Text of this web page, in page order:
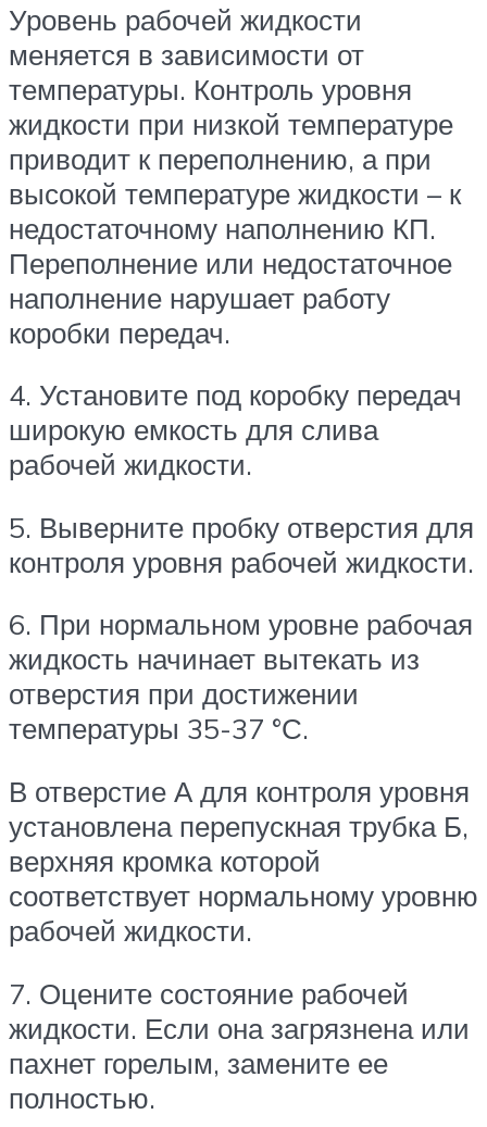
Уровень рабочей жидкости
меняется в зависимости от
температуры. Контроль уровня
жидкости при низкой температуре
приводит к переполнению, а при
высокой температуре жидкости – к
недостаточному наполнению КП.
Переполнение или недостаточное
наполнение нарушает работу
коробки передач.
4. Установите под коробку передач
широкую емкость для слива
рабочей жидкости.
5. Выверните пробку отверстия для
контроля уровня рабочей жидкости.
6. При нормальном уровне рабочая
жидкость начинает вытекать из
отверстия при достижении
температуры 35-37 °С.
В отверстие А для контроля уровня
установлена перепускная трубка Б,
верхняя кромка которой
соответствует нормальному уровню
рабочей жидкости.
7. Оцените состояние рабочей
жидкости. Если она загрязнена или
пахнет горелым, замените ее
полностью.